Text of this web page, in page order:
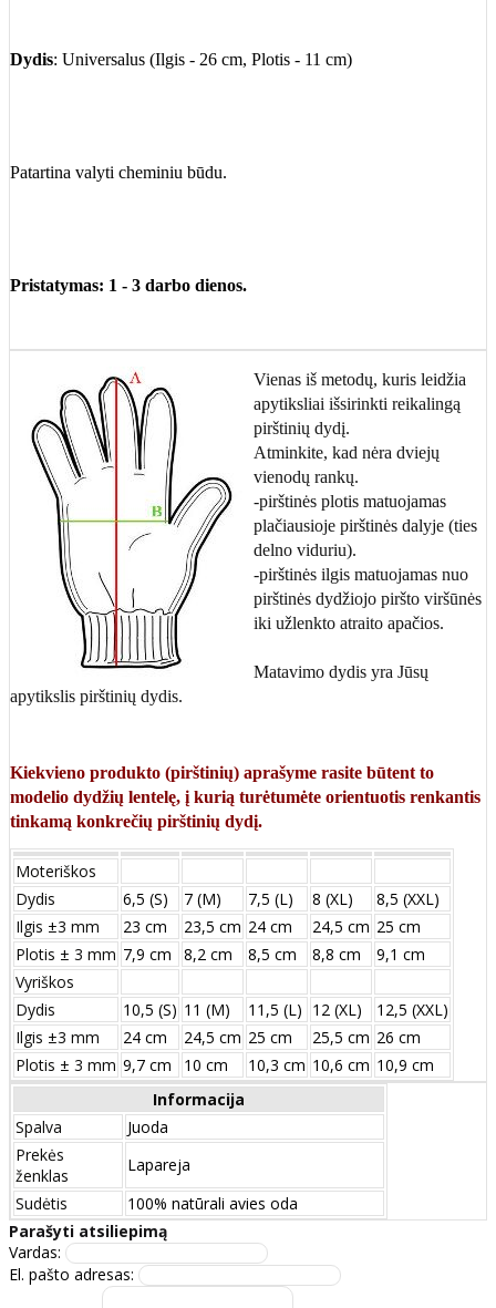
Dydis: Universalus (Ilgis - 26 cm, Plotis - 11 cm)
Patartina valyti cheminiu būdu.
Pristatymas: 1 - 3 darbo dienos.
Vienas iš metodų, kuris leidžia
apytiksliai išsirinkti reikalingą
pirštinių dydį.
Atminkite, kad nėra dviejų
vienodų rankų.
-pirštinės plotis matuojamas
plačiausioje pirštinės dalyje (ties
delno viduriu).
-pirštinės ilgis matuojamas nuo
pirštinės dydžiojo piršto viršūnės
iki užlenkto atraito apačios.
Matavimo dydis yra Jūsų
apytikslis pirštinių dydis.
Kiekvieno produkto (pirštinių) aprašyme rasite būtent to
modelio dydžių lentelę, į kurią turėtumėte orientuotis renkantis
tinkamą konkrečių pirštinių dydį.
Moteriškos
Dydis
6,5 (S) 7 (M) 7,5 (L) 8 (XL)
8,5 (XXL)
Ilgis ±3 mm
23 cm 23,5 cm 24 cm 24,5 cm 25 cm
Plotis ± 3 mm 7,9 cm 8,2 cm 8,5 cm 8,8 cm
9,1 cm
Vyriškos
Dydis
10,5 (S) 11 (M) 11,5 (L) 12 (XL)
12,5 (XXL)
Ilgis ±3 mm
24 сm 24,5 сm 25 сm 25,5 сm 26 сm
Plotis ± 3 mm 9,7 сm 10 сm 10,3 сm 10,6 сm 10,9 сm
Informacija
Spalva
Juoda
Prekės
ženklas
Lapareja
Sudėtis
100% natūrali avies oda
Parašyti atsiliepimą
Vardas:
El. pašto adresas: